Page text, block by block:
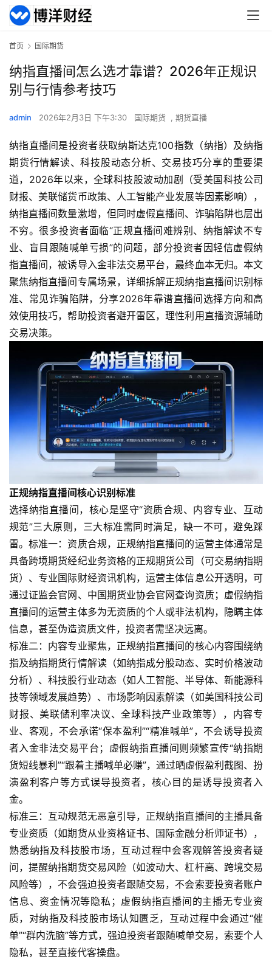
首页 国际期货
纳指直播间怎么选才靠谱？2026年正规识
别与行情参考技巧
admin 2026年2月3日 下午3:30 国际期货 , 期货直播
纳指直播间是投资者获取纳斯达克100指数（纳指）及纳指
期货行情解读、科技股动态分析、交易技巧分享的重要渠
道，2026年以来，全球科技股波动加剧（受美国科技公司
财报、美联储货币政策、人工智能产业发展等因素影响），
纳指直播间数量激增，但同时虚假直播间、诈骗陷阱也层出
不穷。很多投资者面临“正规直播间难辨别、纳指解读不专
业、盲目跟随喊单亏损”的问题，部分投资者因轻信虚假纳
指直播间，被诱导入金非法交易平台，最终血本无归。本文
聚焦纳指直播间专属场景，详细拆解正规纳指直播间识别标
准、常见诈骗陷阱，分享2026年靠谱直播间选择方向和高
效使用技巧，帮助投资者避开雷区，理性利用直播资源辅助
交易决策。
正规纳指直播间核心识别标准
选择纳指直播间，核心是坚守“资质合规、内容专业、互动
规范”三大原则，三大标准需同时满足，缺一不可，避免踩
雷。标准一：资质合规，正规纳指直播间的运营主体通常是
具备跨境期货经纪业务资格的正规期货公司（可交易纳指期
货）、专业国际财经资讯机构，运营主体信息公开透明，可
通过证监会官网、中国期货业协会官网查询资质；虚假纳指
直播间的运营主体多为无资质的个人或非法机构，隐瞒主体
信息，甚至伪造资质文件，投资者需坚决远离。
标准二：内容专业聚焦，正规纳指直播间的核心内容围绕纳
指及纳指期货行情解读（如纳指成分股动态、实时价格波动
分析）、科技股行业动态（如人工智能、半导体、新能源科
技等领域发展趋势）、市场影响因素解读（如美国科技公司
财报、美联储利率决议、全球科技产业政策等），内容专
业、客观，不会承诺“保本盈利”“精准喊单”，不会诱导投资
者入金非法交易平台；虚假纳指直播间则频繁宣传“纳指期
货短线暴利”“跟着主播喊单必赚”，通过晒虚假盈利截图、扮
演盈利客户等方式误导投资者，核心目的是诱导投资者入
金。
标准三：互动规范无恶意引导，正规纳指直播间的主播具备
专业资质（如期货从业资格证书、国际金融分析师证书），
熟悉纳指及科技股市场，互动过程中会客观解答投资者疑
问，提醒纳指期货交易风险（如波动大、杠杆高、跨境交易
风险等），不会强迫投资者跟随交易，不会索要投资者账户
信息、资金情况等隐私；虚假纳指直播间的主播无专业资
质，对纳指及科技股市场认知匮乏，互动过程中会通过“催
单”“群内洗脑”等方式，强迫投资者跟随喊单交易，索要个人
隐私，甚至直接代客操盘。